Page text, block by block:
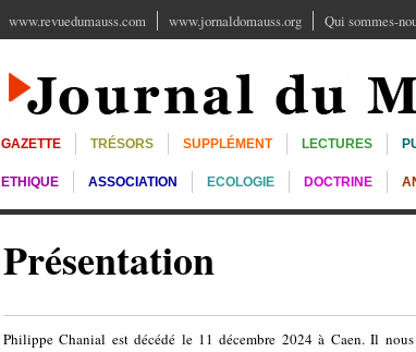
www.revuedumauss.com www.jornaldomauss.org Qui sommes-
GAZETTE TRÉSORS SUPPLÉMENT LECTURES
ETHIQUE ASSOCIATION ECOLOGIE DOCTRINE
Présentation
Philippe Chanial est décédé le 11 décembre 2024 à Caen. Il